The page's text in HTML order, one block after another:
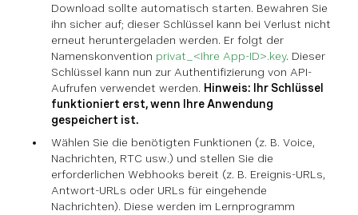
Download sollte automatisch starten. Bewahren Sie
ihn sicher auf; dieser Schlüssel kann bei Verlust nicht
erneut heruntergeladen werden. Er folgt der
Namenskonvention privat_<Ihre App-ID>.key. Dieser
Schlüssel kann nun zur Authentifizierung von API-
Aufrufen verwendet werden. Hinweis: Ihr Schlüssel
funktioniert erst, wenn Ihre Anwendung
gespeichert ist.
Wählen Sie die benötigten Funktionen (z. B. Voice,
Nachrichten, RTC usw.) und stellen Sie die
erforderlichen Webhooks bereit (z. B. Ereignis-URLs,
Antwort-URLs oder URLs für eingehende
Nachrichten). Diese werden im Lernprogramm